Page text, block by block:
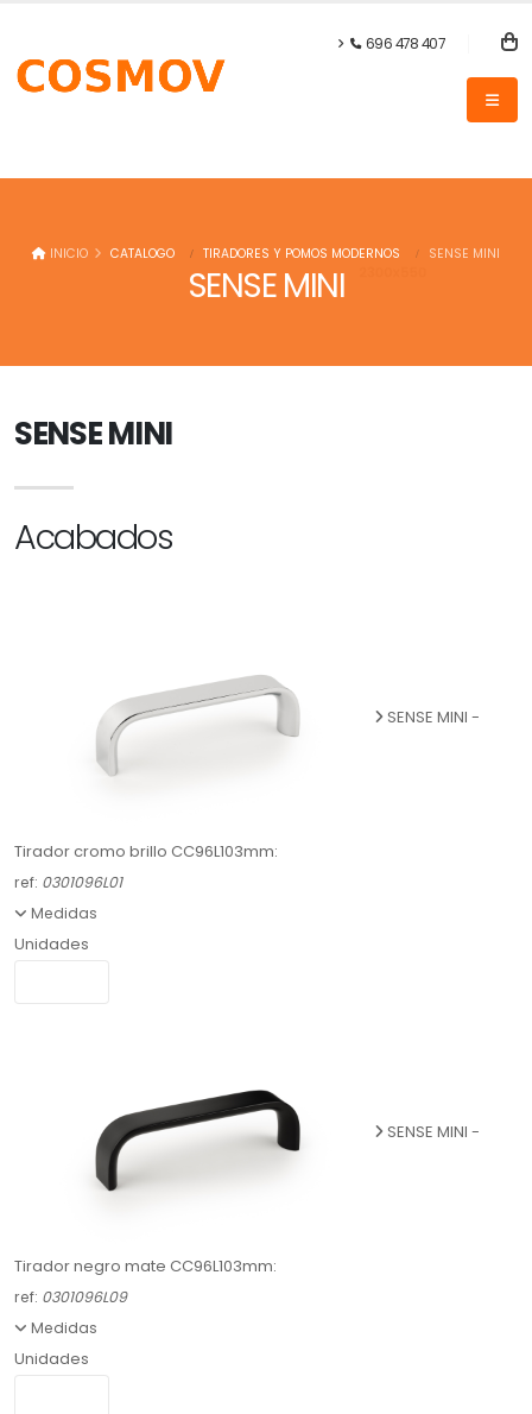
696 478 407
SENSE MINI
INICIO CATALOGO TIRADORES Y POMOS MODERNOS SENSE MINI
SENSE MINI
Acabados
SENSE MINI -
Tirador cromo brillo CC96L103mm:
ref: 0301096L01
Medidas
Unidades
SENSE MINI -
Tirador negro mate CC96L103mm:
ref: 0301096L09
Medidas
Unidades